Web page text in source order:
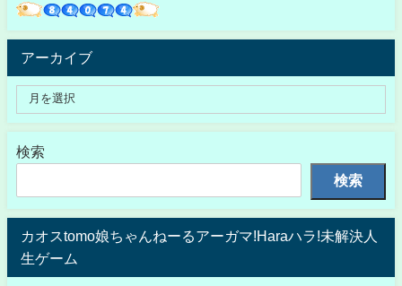
アーカイブ
検索
検索
カオスtomo娘ちゃんねーるアーガマ!Haraハラ!未解決人
生ゲーム